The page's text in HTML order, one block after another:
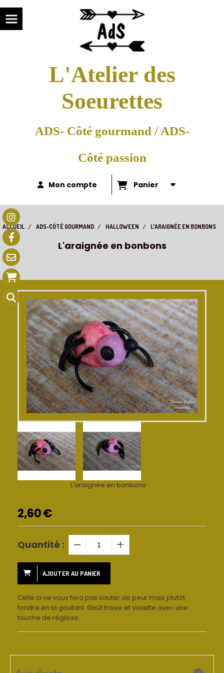
L'Atelier des
Soeurettes
ADS- Côté gourmand / ADS-
Côté passion
Mon compte Panier
ACCUEIL ADS-CÔTÉ GOURMAND HALLOWEEN L'ARAIGNÉE EN BONBONS
L'araignée en bonbons
L'araignée en bonbons
2,60€
Quantité :
AJOUTER AU PANIER
Celle ci ne vous fera pas sauter de peur mais plutôt
fondre en la goutant. Goût fraise et violette avec une
touche de réglisse.